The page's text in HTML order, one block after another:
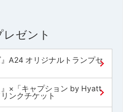
レゼント
A24 オリジナルトランプセ
×「キャプション by Hyatt
ンクチケット